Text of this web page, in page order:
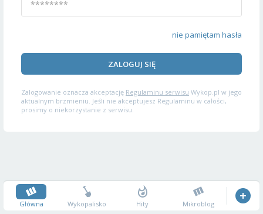
nie pamiętam hasła
ZALOGUJ SIĘ
Zalogowanie oznacza akceptację Regulaminu serwisu Wykop.pl w jego
aktualnym brzmieniu. Jeśli nie akceptujesz Regulaminu w całości,
prosimy o niekorzystanie z serwisu.
Główna Wykopalisko Hity Mikroblog